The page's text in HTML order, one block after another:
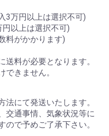
3万円以上は選択不可)
以上は選択不可)
料がかかります)
料が必要となります。
できません。
法にて発送いたします。
交通事情、気象状況等に
ので予めご了承下さい。